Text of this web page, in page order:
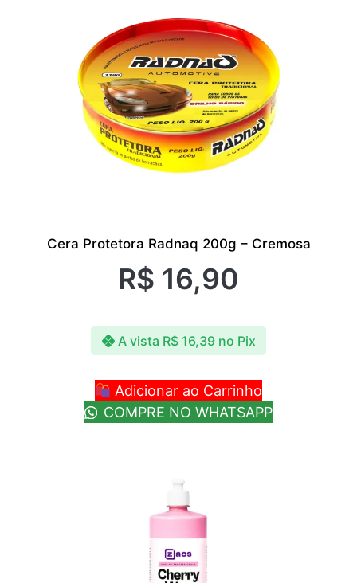
Cera Protetora Radnaq 200g – Cremosa
R$ 16,90
A vista R$16,39 no Pix
Adicionar ao Carrinho
COMPRE NO WHATSAPP